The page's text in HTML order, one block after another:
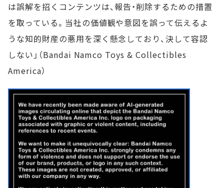
は誤解を招くコンテンツは、報告・削除するための措置
を取っている。当社の価値観や意図を誤って伝えるよ
うな知的財産の悪用を深く懸念しており、決して容認
しない」（Bandai Namco Toys & Collectibles
America）